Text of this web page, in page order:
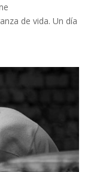
de vida. Un día